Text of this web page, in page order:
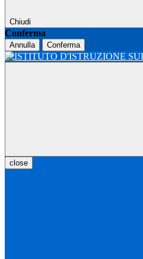
Chiudi
Conferma
Annulla Conferma
close